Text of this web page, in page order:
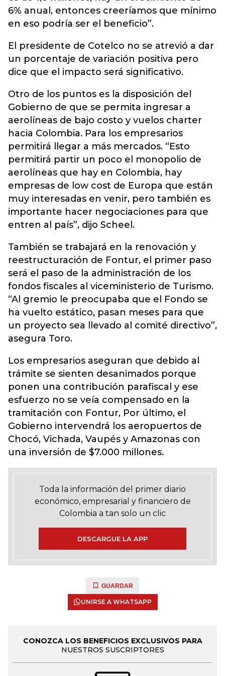
6% anual, entonces creeríamos que mínimo
en eso podría ser el beneficio”.
El presidente de Cotelco no se atrevió a dar
un porcentaje de variación positiva pero
dice que el impacto será significativo.
Otro de los puntos es la disposición del
Gobierno de que se permita ingresar a
aerolíneas de bajo costo y vuelos charter
hacia Colombia. Para los empresarios
permitirá llegar a más mercados. “Esto
permitirá partir un poco el monopolio de
aerolíneas que hay en Colombia, hay
empresas de low cost de Europa que están
muy interesadas en venir, pero también es
importante hacer negociaciones para que
entren al país”, dijo Scheel.
También se trabajará en la renovación y
reestructuración de Fontur, el primer paso
será el paso de la administración de los
fondos fiscales al viceministerio de Turismo.
“Al gremio le preocupaba que el Fondo se
ha vuelto estático, pasan meses para que
un proyecto sea llevado al comité directivo”,
asegura Toro.
Los empresarios aseguran que debido al
trámite se sienten desanimados porque
ponen una contribución parafiscal y ese
esfuerzo no se veía compensado en la
tramitación con Fontur, Por último, el
Gobierno intervendrá los aeropuertos de
Chocó, Vichada, Vaupés y Amazonas con
una inversión de $7.000 millones.
Toda la información del primer diario
económico, empresarial y financiero de
Colombia a tan solo un clic
DESCARGUE LA APP
GUARDAR
UNIRSE A WHATSAPP
CONOZCA LOS BENEFICIOS EXCLUSIVOS PARA
NUESTROS SUSCRIPTORES